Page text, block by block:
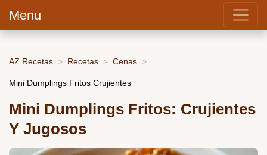
Menu
AZ Recetas Recetas Cenas
Mini Dumplings Fritos Crujientes
Mini Dumplings Fritos: Crujientes
Y Jugosos